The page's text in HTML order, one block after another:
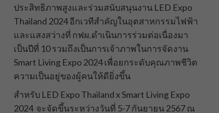
ประสิทธิภาพสูงและร่วมสนับสนุนงาน LED Expo
Thailand 2024 อีกเวทีสำคัญในอุตสาหกรรมไฟฟ้า
และแสงสว่างที่ กฟผ.ดำเนินการร่วมต่อเนื่องมา
เป็นปีที่ 10 รวมถึงเป็นการเจ้าภาพในการจัดงาน
Smart Living Expo 2024 เพื่อยกระดับคุณภาพชีวิต
ความเป็นอยู่ของผู้คนให้ดียิ่งขึ้น
สำหรับ LED Expo Thailand x Smart Living Expo
2024 จะจัดขึ้นระหว่างวันที่ 5-7 กันยายน 2567 ณ